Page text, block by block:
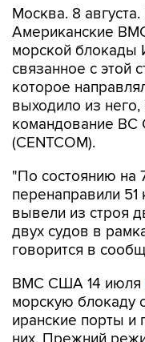
морской блокады
связанное с этой
которое
выходило из
командование ВС
(CENTCOM).
"По состоянию на
вывели из строя
двух судов в
говорится в
ВМС США 14 июля
иранские порты и
них. Прежний
18 июня.